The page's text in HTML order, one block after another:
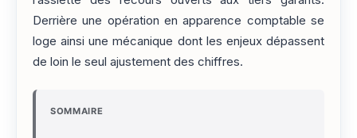
Derrière une opération en apparence comptable se
loge ainsi une mécanique dont les enjeux dépassent
de loin le seul ajustement des chiffres.
SOMMAIRE